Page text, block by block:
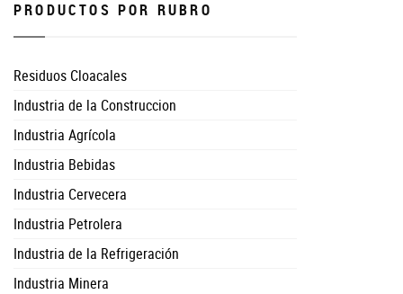
PRODUCTOS POR RUBRO
Residuos Cloacales
Industria de la Construccion
Industria Agrícola
Industria Bebidas
Industria Cervecera
Industria Petrolera
Industria de la Refrigeración
Industria Minera